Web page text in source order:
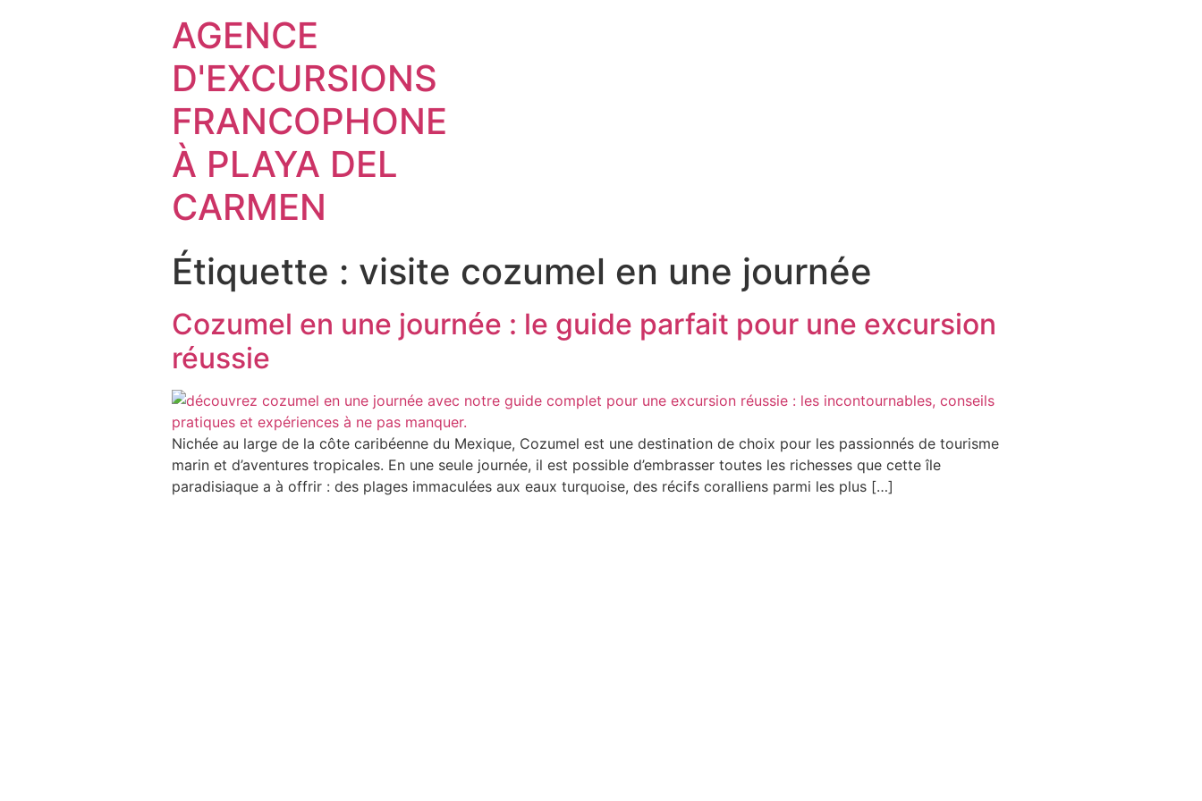
AGENCE
D'EXCURSIONS
FRANCOPHONE
À PLAYA DEL
CARMEN
Étiquette : visite cozumel en une journée
Cozumel en une journée : le guide parfait pour une excursion
réussie
Nichée au large de la côte caribéenne du Mexique, Cozumel est une destination de choix pour les passionnés de tourisme
marin et d’aventures tropicales. En une seule journée, il est possible d’embrasser toutes les richesses que cette île
paradisiaque a à offrir : des plages immaculées aux eaux turquoise, des récifs coralliens parmi les plus […]